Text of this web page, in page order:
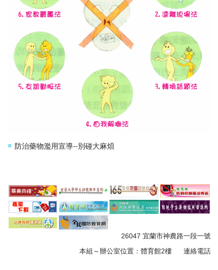
防治藥物濫用宣導--別碰大麻煩
26047 宜蘭市神農路一段一號
本組～辦公室位置：體育館2樓 連絡電話